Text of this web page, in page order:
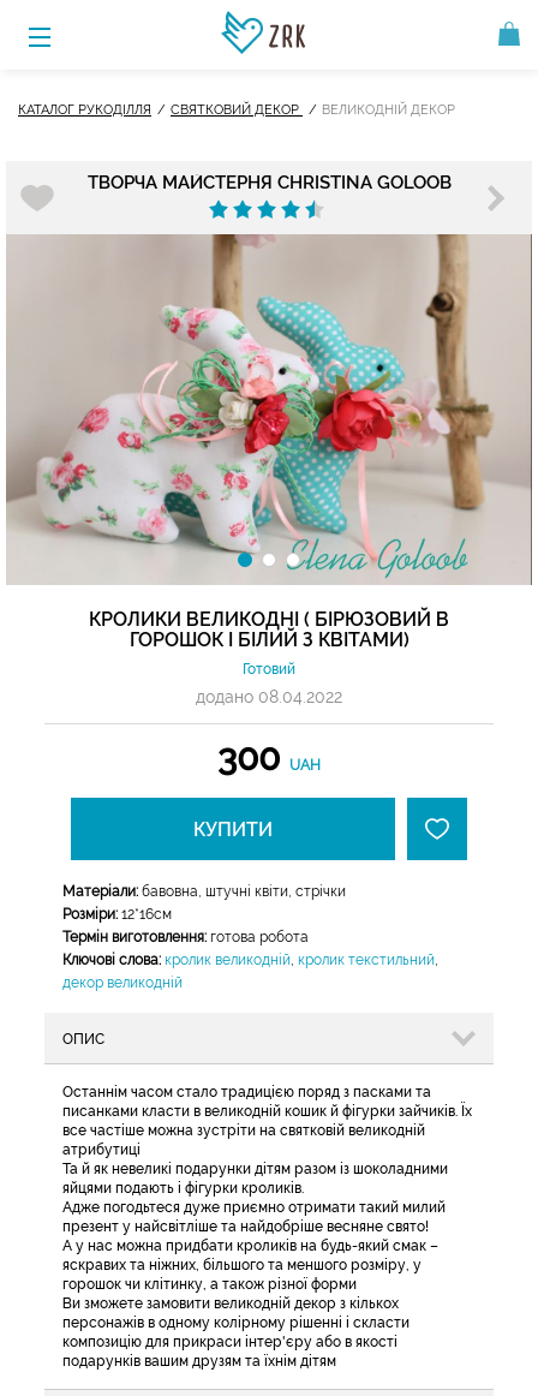
КАТАЛОГ РУКОДІЛЛЯ СВЯТКОВИЙ ДЕКОР ВЕЛИКОДНІЙ ДЕКОР
ТВОРЧА МАЙСТЕРНЯ CHRISTINA GOLOOB
КРОЛИКИ ВЕЛИКОДНІ ( БІРЮЗОВИЙ В
ГОРОШОК І БІЛИЙ З КВІТАМИ)
Готовий
додано 08.04.2022
300 UAH
КУПИТИ
Матеріали: бавовна, штучні квіти, стрічки
Розміри: 12*16см
Термін виготовлення: готова робота
Ключові слова: кролик великодній, кролик текстильний,
декор великодній
ОПИС
Останнім часом стало традицією поряд з пасками та
писанками класти в великодній кошик й фігурки зайчиків. Їх
все частіше можна зустріти на святковій великодній
атрибутиці
Та й як невеликі подарунки дітям разом із шоколадними
яйцями подають і фігурки кроликів.
Адже погодьтеся дуже приємно отримати такий милий
презент у найсвітліше та найдобріше весняне свято!
А у нас можна придбати кроликів на будь-який смак –
яскравих та ніжних, більшого та меншого розміру, у
горошок чи клітинку, а також різної форми
Ви зможете замовити великодній декор з кількох
персонажів в одному колірному рішенні і скласти
композицію для прикраси інтер'єру або в якості
подарунків вашим друзям та їхнім дітям